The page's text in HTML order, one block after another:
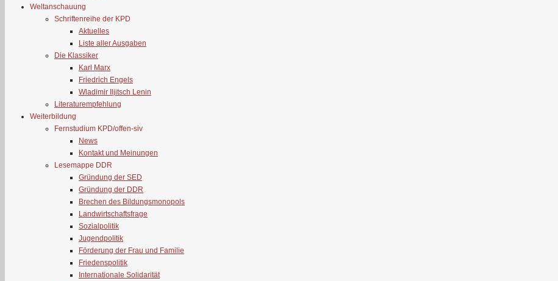
Weltanschauung
Schriftenreihe der KPD
Aktuelles
Liste aller Ausgaben
Die Klassiker
Karl Marx
Friedrich Engels
Wladimir Iljitsch Lenin
Literaturempfehlung
Weiterbildung
Fernstudium KPD/offen-siv
News
Kontakt und Meinungen
Lesemappe DDR
Gründung der SED
Gründung der DDR
Brechen des Bildungsmonopols
Landwirtschaftsfrage
Sozialpolitik
Jugendpolitik
Förderung der Frau und Familie
Friedenspolitik
Internationale Solidarität